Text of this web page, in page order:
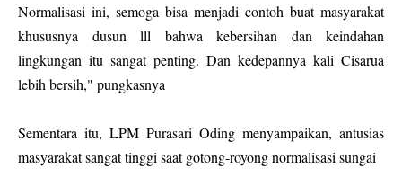
Normalisasi ini, semoga bisa menjadi contoh buat masyarakat
khususnya dusun lll bahwa kebersihan dan keindahan
lingkungan itu sangat penting. Dan kedepannya kali Cisarua
lebih bersih," pungkasnya
Sementara itu, LPM Purasari Oding menyampaikan, antusias
masyarakat sangat tinggi saat gotong-royong normalisasi sungai